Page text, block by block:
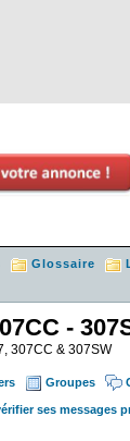
Glossaire
-
307CC & 307SW
Groupes
ses messages